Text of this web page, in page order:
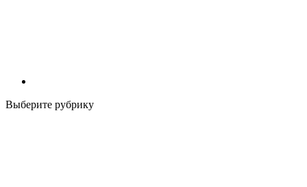
Выберите рубрику